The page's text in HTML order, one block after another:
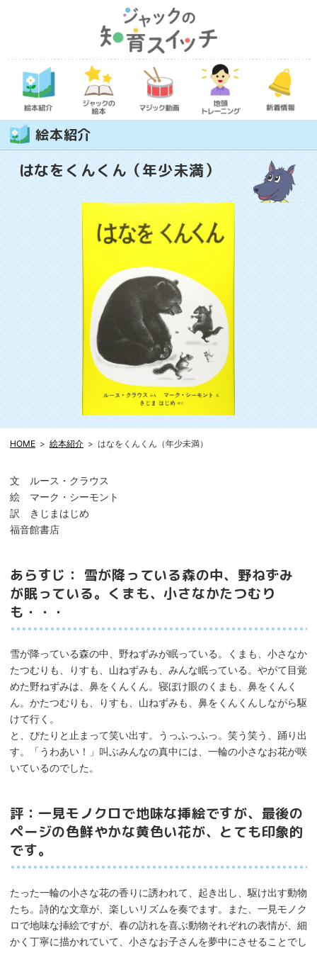
絵本紹介
はなをくんくん（年少未満）
HOME 絵本紹介 はなをくんくん（年少未満）
文 ルース・クラウス
絵 マーク・シーモント
訳 きじまはじめ
福音館書店
あらすじ： 雪が降っている森の中、野ねずみ
が眠っている。くまも、小さなかたつむり
も・・・
雪が降っている森の中、野ねずみが眠っている。くまも、小さなか
たつむりも、りすも、山ねずみも、みんな眠っている。やがて目覚
めた野ねずみは、鼻をくんくん。寝ぼけ眼のくまも、鼻をくんく
ん。かたつむりも、りすも、山ねずみも、鼻をくんくんしながら駆
けて行く。
と、ぴたりと止まって笑い出す。うっふっふっ。笑う笑う、踊り出
す。「うわあい！」叫ぶみんなの真中には、一輪の小さなお花が咲
いているのでした。
評：一見モノクロで地味な挿絵ですが、最後の
ページの色鮮やかな黄色い花が、とても印象的
です。
たった一輪の小さな花の香りに誘われて、起き出し、駆け出す動物
たち。詩的な文章が、楽しいリズムを奏でます。また、一見モノク
ロで地味な挿絵ですが、春の訪れを喜ぶ動物それぞれの表情が、細
かく丁寧に描かれていて、小さなお子さんを夢中にさせることでし